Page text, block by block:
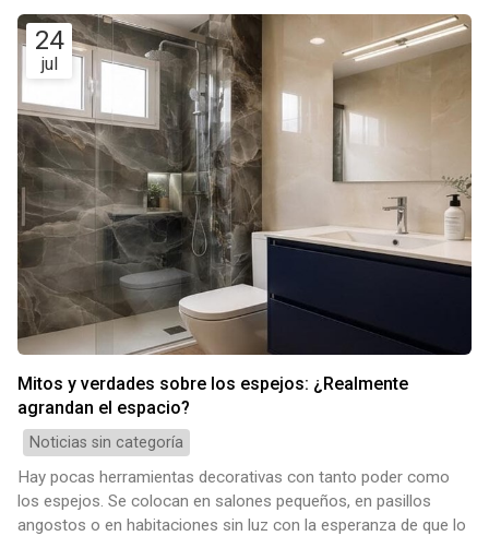
24
jul
Mitos y verdades sobre los espejos: ¿Realmente
agrandan el espacio?
Noticias sin categoría
Hay pocas herramientas decorativas con tanto poder como
los espejos. Se colocan en salones pequeños, en pasillos
angostos o en habitaciones sin luz con la esperanza de que lo